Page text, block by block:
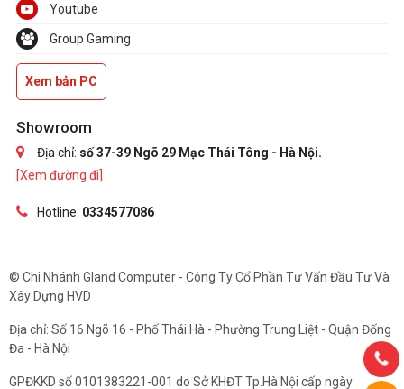
Youtube
Group Gaming
Xem bản PC
Showroom
Địa chỉ: số 37-39 Ngõ 29 Mạc Thái Tông - Hà Nội.
[Xem đường đi]
Hotline: 0334577086
© Chi Nhánh Gland Computer - Công Ty Cổ Phần Tư Vấn Đầu Tư Và
Xây Dựng HVD
Địa chỉ: Số 16 Ngõ 16 - Phố Thái Hà - Phường Trung Liệt - Quận Đống
Đa - Hà Nội
GPĐKKD số 0101383221-001 do Sở KHĐT Tp.Hà Nội cấp ngày